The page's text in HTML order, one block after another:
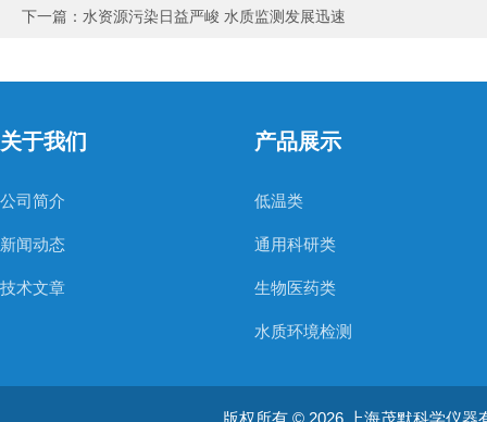
下一篇： 水资源污染日益严峻 水质监测发展迅速
关于我们
公司简介
新闻动态
技术文章
产品展示
低温类
通用科研类
生物医药类
水质环境检测
大型分析设备
版权所有 © 2026 上海茂默科学仪